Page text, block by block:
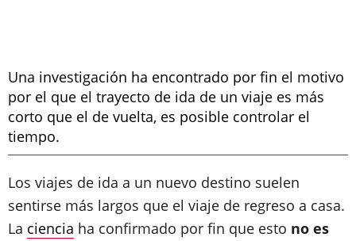
Una investigación ha encontrado por fin el motivo
por el que el trayecto de ida de un viaje es más
corto que el de vuelta, es posible controlar el
tiempo.
Los viajes de ida a un nuevo destino suelen
sentirse más largos que el viaje de regreso a casa.
La ciencia ha confirmado por fin que esto no es